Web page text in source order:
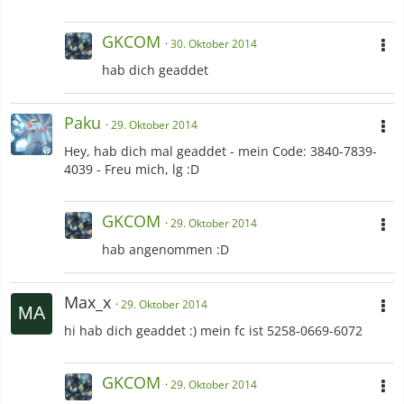
GKCOM 30. Oktober 2014
hab dich geaddet
Paku 29. Oktober 2014
Hey, hab dich mal geaddet - mein Code: 3840-7839-
4039 - Freu mich, lg :D
GKCOM 29. Oktober 2014
hab angenommen :D
Max_x 29. Oktober 2014
hi hab dich geaddet :) mein fc ist 5258-0669-6072
GKCOM 29. Oktober 2014